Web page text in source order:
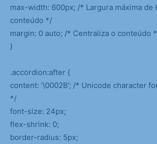
max-width: 600px; /* Largura máxima de
conteúdo */
margin: 0 auto; /* Centraliza o conteúdo
}
.accordion:after {
content: ‘\0002B’; /* Unicode character
*/
font-size: 24px;
flex-shrink: 0;
border-radius: 5px;